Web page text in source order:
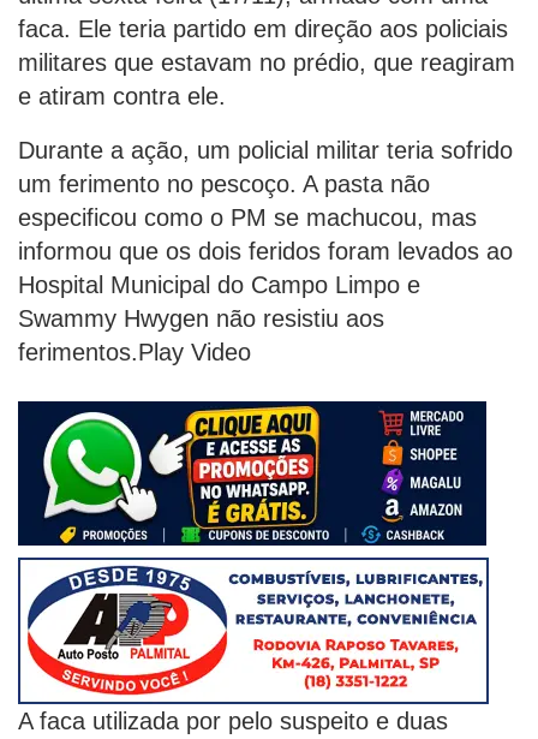
faca. Ele teria partido em direção aos policiais
militares que estavam no prédio, que reagiram
e atiram contra ele.
Durante a ação, um policial militar teria sofrido
um ferimento no pescoço. A pasta não
especificou como o PM se machucou, mas
informou que os dois feridos foram levados ao
Hospital Municipal do Campo Limpo e
Swammy Hwygen não resistiu aos
ferimentos.Play Video
A faca utilizada por pelo suspeito e duas